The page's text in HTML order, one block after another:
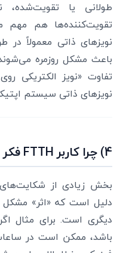
طولانی یا
نویزهای ذاتی معمولاً در
باعث مشکل روزمره
تفاوت «نویز الکتریکی
نویزهای ذاتی سیستم
4) چرا کاربر FTTH فکر می‌کند «نویز دارم»؟
بخش زیادی از شکایت‌های
دلیل است که «اثر»
باشد، ممکن است در